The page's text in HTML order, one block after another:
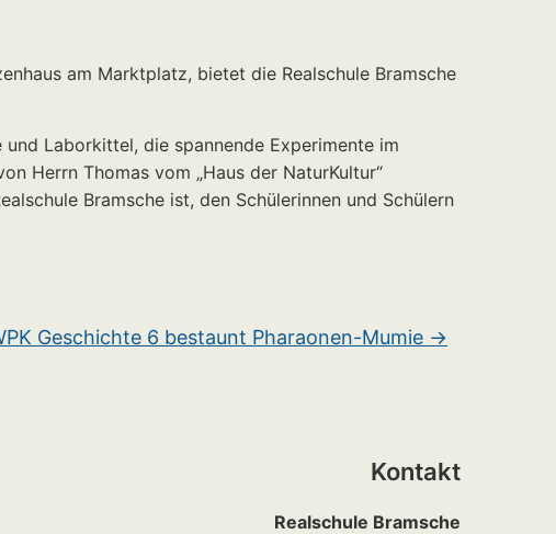
am Marktplatz, bietet die Realschule Bramsche
Laborkittel, die spannende Experimente im
Herrn Thomas vom „Haus der NaturKultur“
Bramsche ist, den Schülerinnen und Schülern
Geschichte 6 bestaunt Pharaonen-Mumie →
Kontakt
Realschule Bramsche